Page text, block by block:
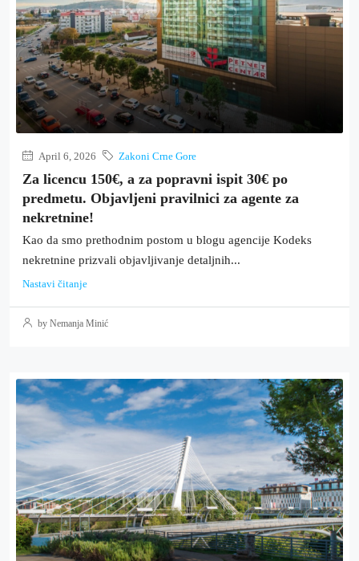
April 6, 2026 Zakoni Crne Gore
Za licencu 150€, a za popravni ispit 30€ po
predmetu. Objavljeni pravilnici za agente za
nekretnine!
Kao da smo prethodnim postom u blogu agencije Kodeks
nekretnine prizvali objavljivanje detaljnih...
Nastavi čitanje
by Nemanja Minić